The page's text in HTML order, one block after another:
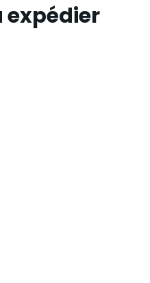
expédier